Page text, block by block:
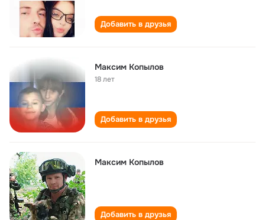
Добавить в друзья
Максим Копылов
18 лет
Добавить в друзья
Максим Копылов
Добавить в друзья